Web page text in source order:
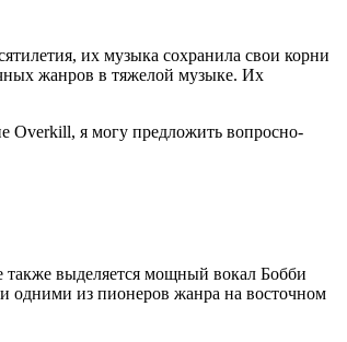
их музыка сохранила свои корни
жанров в тяжелой музыке. Их
Overkill, я могу предложить вопросно-
также выделяется мощный вокал Бобби
одними из пионеров жанра на восточном